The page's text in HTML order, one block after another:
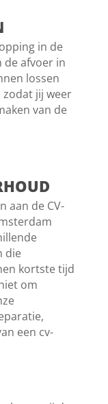
in de
de afvoer in
lossen
jij weer
van de
aan de CV-
die
kortste tijd
om
een cv-